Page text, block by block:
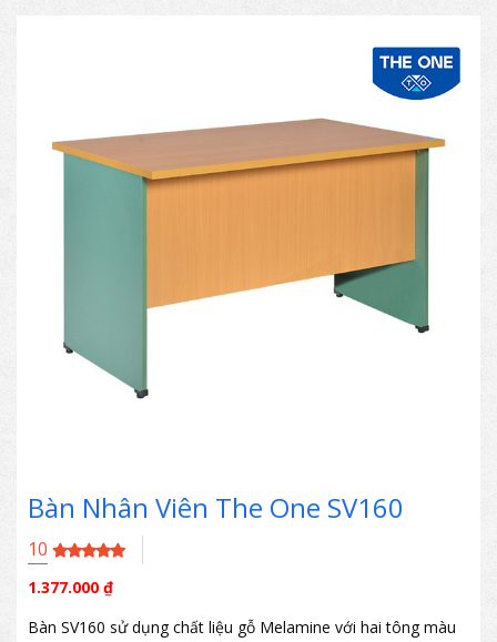
Bàn Nhân Viên The One SV160
10
1.377.000 ₫
Bàn SV160 sử dụng chất liệu gỗ Melamine với hai tông màu